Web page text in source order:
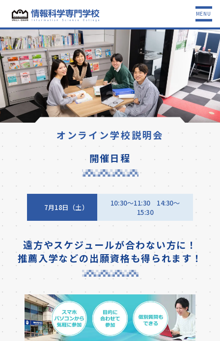
MENU
オンライン学校説明会
開催日程
7月18日（土）
10:30～11:30 14:30〜
15:30
遠方やスケジュールが合わない方に！
推薦入学などの出願資格も得られます！